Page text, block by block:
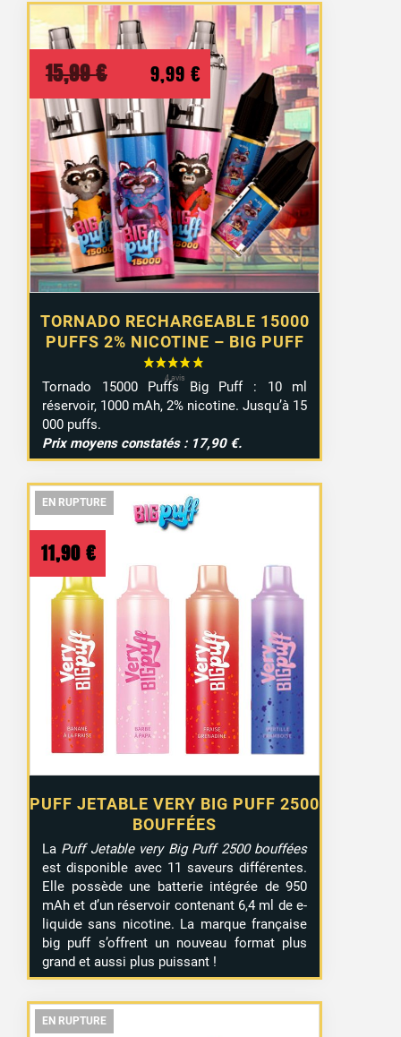
TORNADO RECHARGEABLE 15000
PUFFS 2% NICOTINE – BIG PUFF
15,99€
Le
prix
initial
était :
15,99 €.
9,99 € Le
prix
actuel
est :
9,99 €.
Tornado 15000 Puffs Big Puff : 10 ml
réservoir, 1000 mAh, 2% nicotine. Jusqu’à 15
000 puffs.
Prix moyens constatés : 17,90 €.
EN RUPTURE
EN RUPTURE
PUFF JETABLE VERY BIG PUFF 2500
BOUFFÉES
11,90 €
La Puff Jetable very Big Puff 2500 bouffées
est disponible avec 11 saveurs différentes.
Elle possède une batterie intégrée de 950
mAh et d’un réservoir contenant 6,4 ml de e-
liquide sans nicotine. La marque française
big puff s’offrent un nouveau format plus
grand et aussi plus puissant !
EN RUPTURE
EN RUPTURE
EN RUPTURE
EN RUPTURE